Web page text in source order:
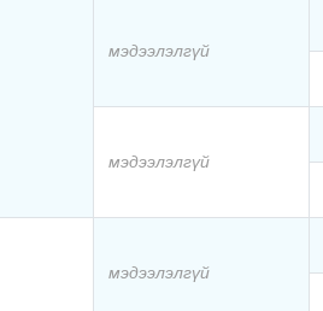
мэдээлэлгүй
мэдээлэлгүй
мэдээлэлгүй